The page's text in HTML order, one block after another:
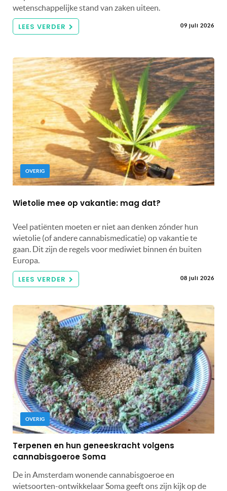
wetenschappelijke stand van zaken uiteen.
LEES VERDER 09 juli 2026
OVERIG
Wietolie mee op vakantie: mag dat?
Veel patiënten moeten er niet aan denken zónder hun
wietolie (of andere cannabismedicatie) op vakantie te
gaan. Dit zijn de regels voor mediwiet binnen én buiten
Europa.
LEES VERDER 08 juli 2026
OVERIG
Terpenen en hun geneeskracht volgens
cannabisgoeroe Soma
De in Amsterdam wonende cannabisgoeroe en
wietsoorten-ontwikkelaar Soma geeft ons zijn kijk op de